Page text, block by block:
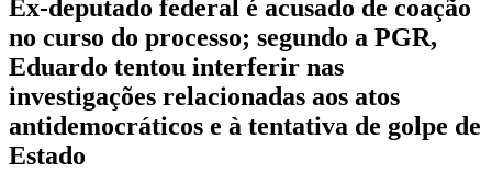
Ex-deputado federal é acusado de coação
no curso do processo; segundo a PGR,
Eduardo tentou interferir nas
investigações relacionadas aos atos
antidemocráticos e à tentativa de golpe de
Estado